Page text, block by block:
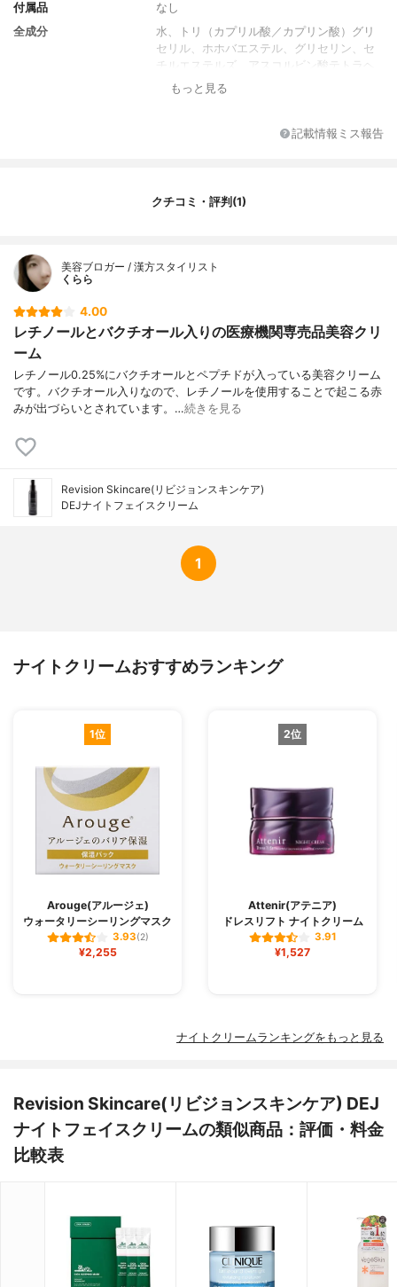
付属品
なし
全成分
水、トリ（カプリル酸／カプリン酸）グリ
セリル、ホホバエステル、グリセリン、セ
チルエステルズ、アスコルビン酸テトラヘ
キシルデシル、ペンチレングリコール、パ
ル、セテアリルアルコール、べへネスー30
ン酸セチル、ＢＧ、フェノキシエタノー
リンＮａ）コポリマー、スクワラン、ウル
ウギ根エキス、ＤＰＧ、クロルフェネシ
エキス、ヒアルロン酸Ｎａ、ビャクダンエ
キス、キハダ樹皮エキス、ＥＤＴＡ－２Ｎ
ａ、クコ果実エキス、レシチン、メチルグ
ルコシドリン酸、ローズマリー葉エキス、
ヒドロキシプロピルシクロデキストリン、
セラミドＡＰ、フィトスフィンゴシン、コ
ソステアリン酸ソルビタン、ポリソルベー
ト６０、ユビキノン、ソルビン酸Ｋ、アセ
もっと見る
記載情報ミス報告
クチコミ・評判(1)
美容ブロガー / 漢方スタイリスト
くらら
4.00
レチノールとバクチオール入りの医療機関専売品美容クリ
ーム
レチノール0.25%にバクチオールとペプチドが入っている美容クリーム
です。バクチオール入りなので、レチノールを使用することで起こる赤
みが出づらいとされています。…続きを見る
Revision Skincare(リビジョンスキンケア)
DEJナイトフェイスクリーム
1
ナイトクリームおすすめランキング
1位
Arouge(アルージェ)
ウォータリーシーリングマスク
3.93(2)
¥2,255
2位
Attenir(アテニア)
ドレスリフト ナイトクリーム
3.91
¥1,527
ナイトクリームランキングをもっと見る
Revision Skincare(リビジョンスキンケア) DEJ
ナイトフェイスクリームの類似商品：評価・料金
比較表